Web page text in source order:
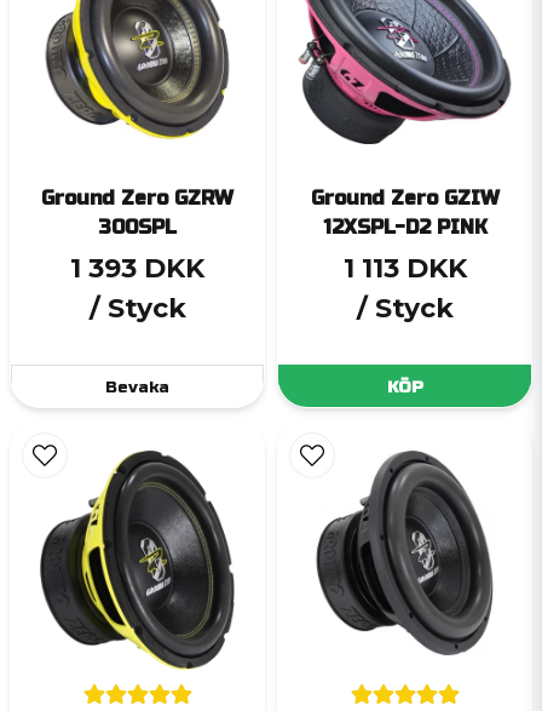
Ground Zero GZRW
300SPL
1 393 DKK
/ Styck
Bevaka
Ground Zero GZIW
12XSPL-D2 PINK
1 113 DKK
/ Styck
KÖP